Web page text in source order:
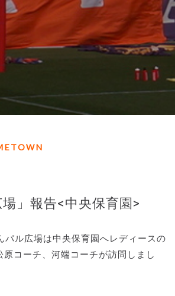
場」報告<中央保育園>
パル広場は中央保育園へレディースの
コーチ、河端コーチが訪問しまし